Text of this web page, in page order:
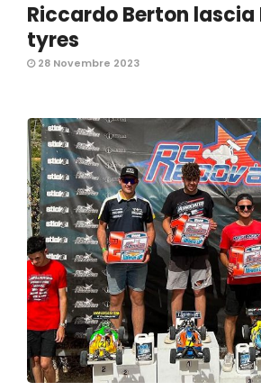
Riccardo Berton lascia
tyres
28 Novembre 2023